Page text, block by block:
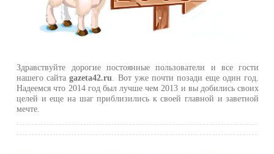
Здравствуйте дорогие постоянные пользователи и все гости
нашего сайтаgazeta42.ru . Вот уже почти позади еще один год.
Надеемся что 2014 год был лучше чем 2013 и вы добились своих
целей и еще на шаг приблизились к своей главной и заветной
мечте.